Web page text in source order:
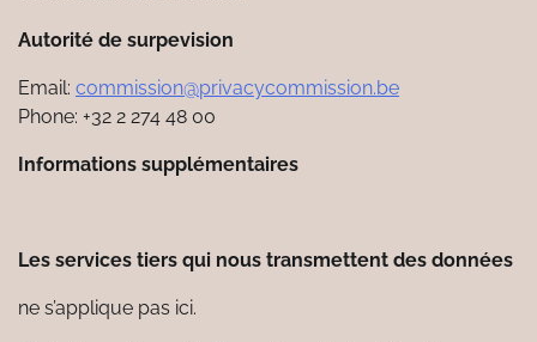
Autorité de surpevision
Email: commission@privacycommission.be
Phone: +32 2 274 48 00
Informations supplémentaires
Les services tiers qui nous transmettent des données
ne s’applique pas ici.